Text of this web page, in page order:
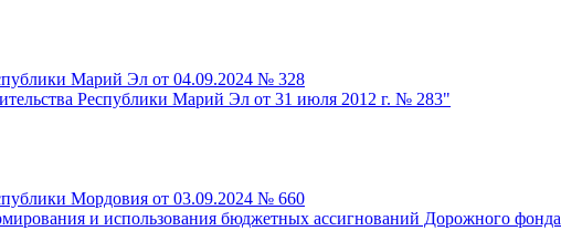
Марий Эл от 04.09.2024 № 328
Республики Марий Эл от 31 июля 2012 г. № 283"
Мордовия от 03.09.2024 № 660
и использования бюджетных ассигнований Дорожного